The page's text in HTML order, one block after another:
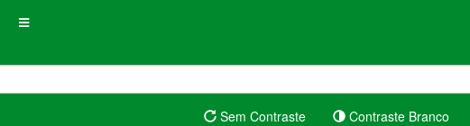
Sem Contraste Contraste Branco